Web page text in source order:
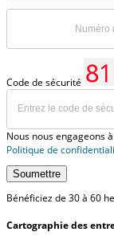
Code de sécurité
Nous nous engageons
Politique de
Soumettre
Bénéficiez de 30 à 60
Cartographie des